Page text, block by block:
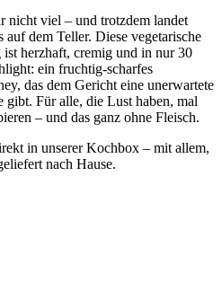
nicht viel – und trotzdem landet
auf dem Teller. Diese vegetarische
herzhaft, cremig und in nur 30
ein fruchtig-scharfes
das dem Gericht eine unerwartete
gibt. Für alle, die Lust haben, mal
– und das ganz ohne Fleisch.
in unserer Kochbox – mit allem,
nach Hause.